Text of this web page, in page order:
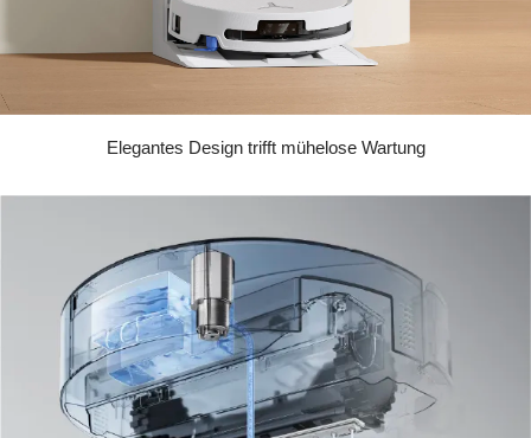
Elegantes Design trifft mühelose Wartung